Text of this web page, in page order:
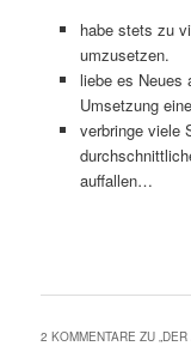
habe stets zu
umzusetzen.
liebe es Neues
Umsetzung
verbringe viele
auffallen…
2 KOMMENTARE ZU „